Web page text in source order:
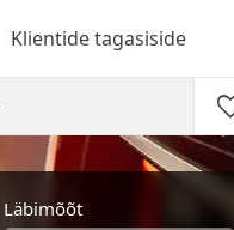
Klientide tagasiside
Läbimõõt